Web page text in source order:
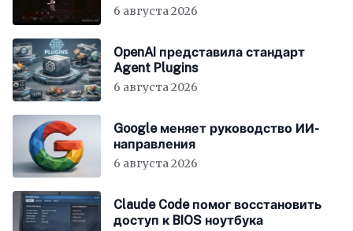
миллионов долларов
6 августа 2026
OpenAI представила стандарт
Agent Plugins
6 августа 2026
Google меняет руководство ИИ-
направления
6 августа 2026
Claude Code помог восстановить
доступ к BIOS ноутбука